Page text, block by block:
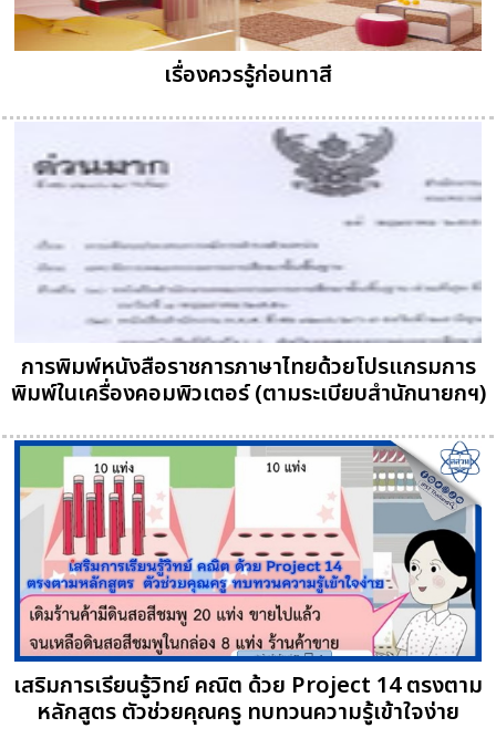
เรื่องควรรู้ก่อนทาสี
การพิมพ์หนังสือราชการภาษาไทยด้วยโปรแกรมการ
พิมพ์ในเครื่องคอมพิวเตอร์ (ตามระเบียบสำนักนายกฯ)
เสริมการเรียนรู้วิทย์ คณิต ด้วย Project 14 ตรงตาม
หลักสูตร ตัวช่วยคุณครู ทบทวนความรู้เข้าใจง่าย